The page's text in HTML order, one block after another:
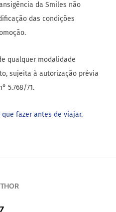
da Smiles não
das condições
qualquer modalidade
sujeita à autorização prévia
5.768/71.
que fazer antes de viajar.